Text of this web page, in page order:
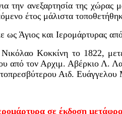
την ανεξαρτησία της
έτος μάλιστα
ως Άγιος και Ιερομάρτυρας
Κοκκίνη το 1822,
από τον Αρχιμ. Αβέρκιο Λ.
Αιδ.
σε έκδοση